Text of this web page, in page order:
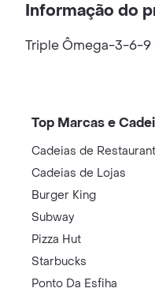
Informação do
Triple Ômega-3-6-9
Top Marcas e
Cadeias de
Cadeias de Lojas
Burger King
Subway
Pizza Hut
Starbucks
Ponto Da Esfiha